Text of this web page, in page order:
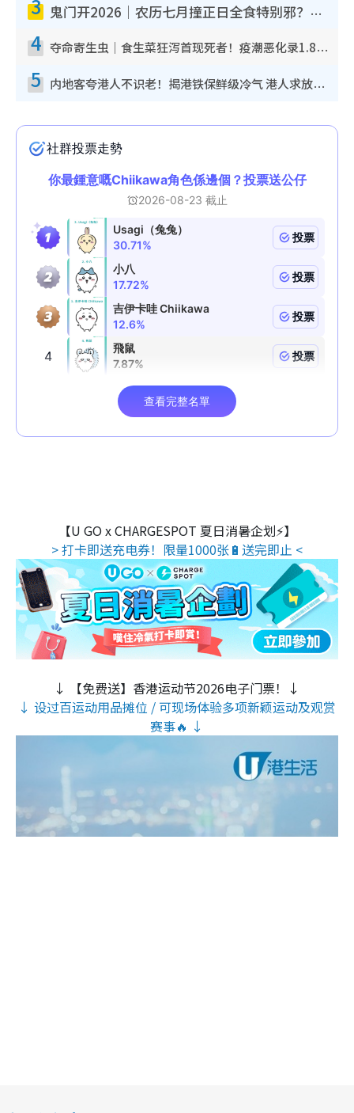
3 鬼门开2026｜农历七月撞正日全食特别邪？专家警告切忌做一事！揭4大禁忌+2招保平安
4 夺命寄生虫｜食生菜狂泻首现死者！疫潮恶化录1.8万宗病例 揭洗菜3大谬误
5 内地客夸港人不识老！揭港铁保鲜级冷气 港人求放过：别投诉
【U GO x CHARGESPOT 夏日消暑企划⚡】
> 打卡即送充电券！限量1000张🔋送完即止 <
↓ 【免费送】香港运动节2026电子门票！↓
↓ 设过百运动用品摊位 / 可现场体验多项新颖运动及观赏
赛事🔥 ↓